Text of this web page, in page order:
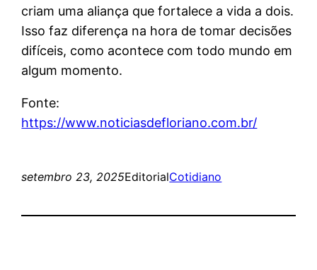
criam uma aliança que fortalece a vida a dois.
Isso faz diferença na hora de tomar decisões
difíceis, como acontece com todo mundo em
algum momento.
Fonte:
https://www.noticiasdefloriano.com.br/
setembro 23, 2025EditorialCotidiano